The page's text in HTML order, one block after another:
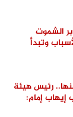
الشموت
وتبدأ
رئيس هيئة
إيهاب إمام: